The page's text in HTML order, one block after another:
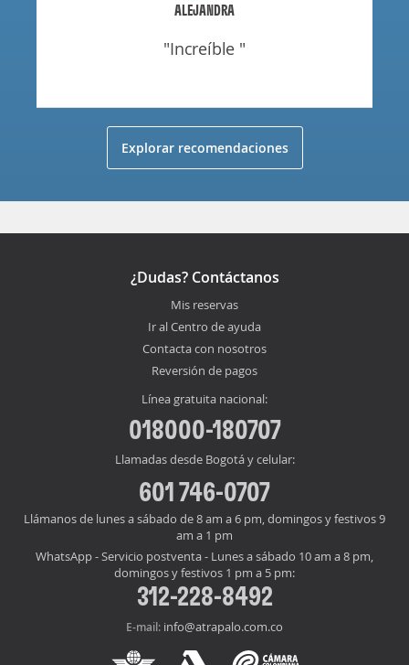
ALEJANDRA
"increíble "
Explorar recomendaciones
¿Dudas? Contáctanos
Mis reservas
Ir al Centro de ayuda
Contacta con nosotros
Reversión de pagos
Línea gratuita nacional:
018000-180707
Llamadas desde Bogotá y celular:
601 746-0707
Llámanos de lunes a sábado de 8 am a 6 pm, domingos y festivos 9
am a 1 pm
WhatsApp - Servicio postventa - Lunes a sábado 10 am a 8 pm,
domingos y festivos 1 pm a 5 pm:
312-228-8492
E-mail: info@atrapalo.com.co